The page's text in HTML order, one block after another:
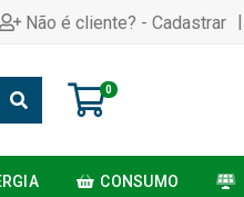
Não é cliente? - Cadastrar |
0
CONSUMO